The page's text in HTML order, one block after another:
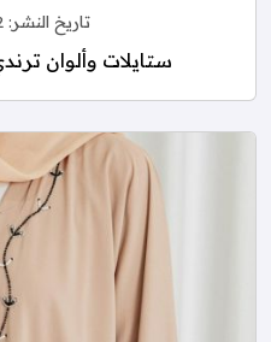
تاريخ النشر:
ستايلات وألوان ترندي